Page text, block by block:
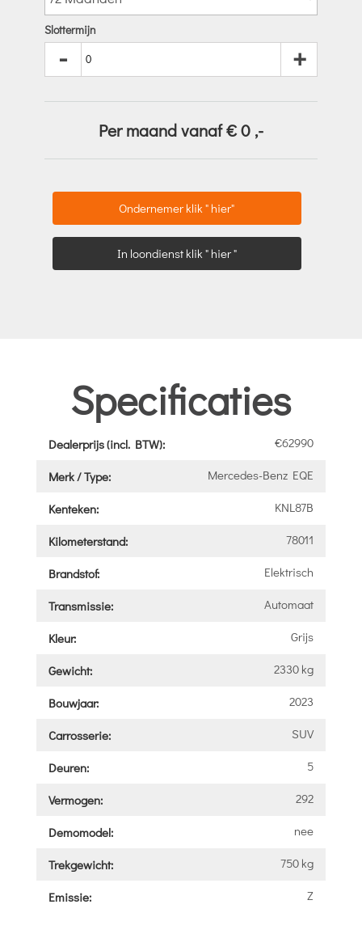
Slottermijn
- +
Per maand vanaf €0 ,-
Ondernemer klik " hier"
In loondienst klik " hier "
Specificaties
Dealerprijs (incl. BTW): €62990
Merk / Type: Mercedes-Benz EQE
Kenteken: KNL87B
Kilometerstand: 78011
Brandstof: Elektrisch
Transmissie: Automaat
Kleur: Grijs
Gewicht: 2330 kg
Bouwjaar: 2023
Carrosserie: SUV
Deuren: 5
Vermogen: 292
Demomodel: nee
Trekgewicht: 750 kg
Emissie: Z